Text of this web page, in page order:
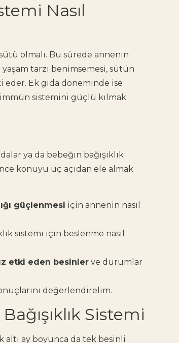
Nasıl
olmalı. Bu sürede annenin
tarzı benimsemesi, sütün
eder. Ek gıda döneminde ise
sistemini güçlü kılmak
ya da bebeğin bağışıklık
konuyu üç açıdan ele almak
güçlenmesi için annenin nasıl
sistemi için beslenme nasıl
etki eden besinler ve durumlar
değerlendirelim.
Sistemi
ay boyunca da tek besinli
Doula Nedir, Ne Yapar?
Doğum yaklaştıkça pek
çok anne adayının
verecek birileri olsa…"